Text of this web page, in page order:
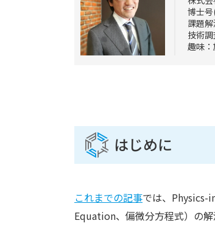
博士
課題解
技術
趣味
はじめに
これまでの記事では、
Equation、偏微分方程式）の